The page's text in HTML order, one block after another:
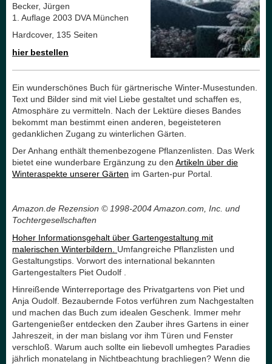
Becker, Jürgen
1. Auflage 2003 DVA München
Hardcover, 135 Seiten
hier bestellen
Ein wunderschönes Buch für gärtnerische Winter-Musestunden.
Text und Bilder sind mit viel Liebe gestaltet und schaffen es,
Atmosphäre zu vermitteln. Nach der Lektüre dieses Bandes
bekommt man bestimmt einen anderen, begeisteteren
gedanklichen Zugang zu winterlichen Gärten.
Der Anhang enthält themenbezogene Pflanzenlisten. Das Werk
bietet eine wunderbare Ergänzung zu den Artikeln über die
Winteraspekte unserer Gärten im Garten-pur Portal.
Amazon.de Rezension © 1998-2004 Amazon.com, Inc. und
Tochtergesellschaften
Hoher Informationsgehalt über Gartengestaltung mit
malerischen Winterbildern. Umfangreiche Pflanzlisten und
Gestaltungstips. Vorwort des international bekannten
Gartengestalters Piet Oudolf .
Hinreißende Winterreportage des Privatgartens von Piet und
Anja Oudolf. Bezaubernde Fotos verführen zum Nachgestalten
und machen das Buch zum idealen Geschenk. Immer mehr
Gartengenießer entdecken den Zauber ihres Gartens in einer
Jahreszeit, in der man bislang vor ihm Türen und Fenster
verschloß. Warum auch sollte ein liebevoll umhegtes Paradies
jährlich monatelang in Nichtbeachtung brachliegen? Wenn die